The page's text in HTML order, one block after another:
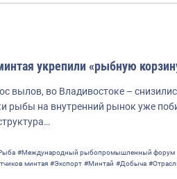
укрепили «рыбную
вылов, во Владивостоке –
рыбы на внутренний рынок уже
#Международный рыбопромышленный форум
минтая #Экспорт #Минтай #Добыча